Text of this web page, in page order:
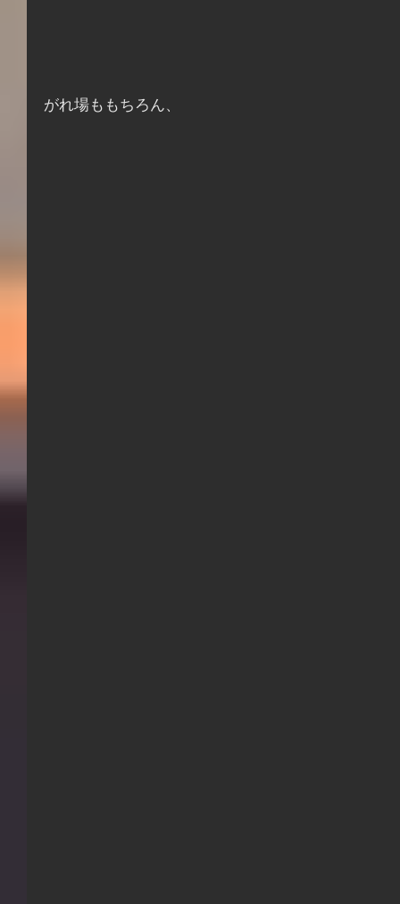
がれ場ももちろん、